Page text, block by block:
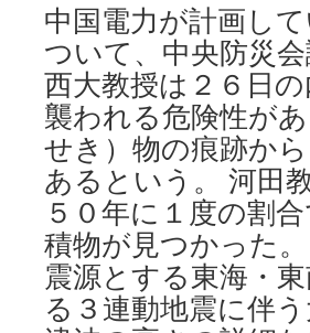
中国電力が計画し
ついて、中央防災
西大教授は２６日
襲われる危険性が
せき）物の痕跡か
あるという。 河田
５０年に１度の割
積物が見つかった
震源とする東海・
る３連動地震に伴